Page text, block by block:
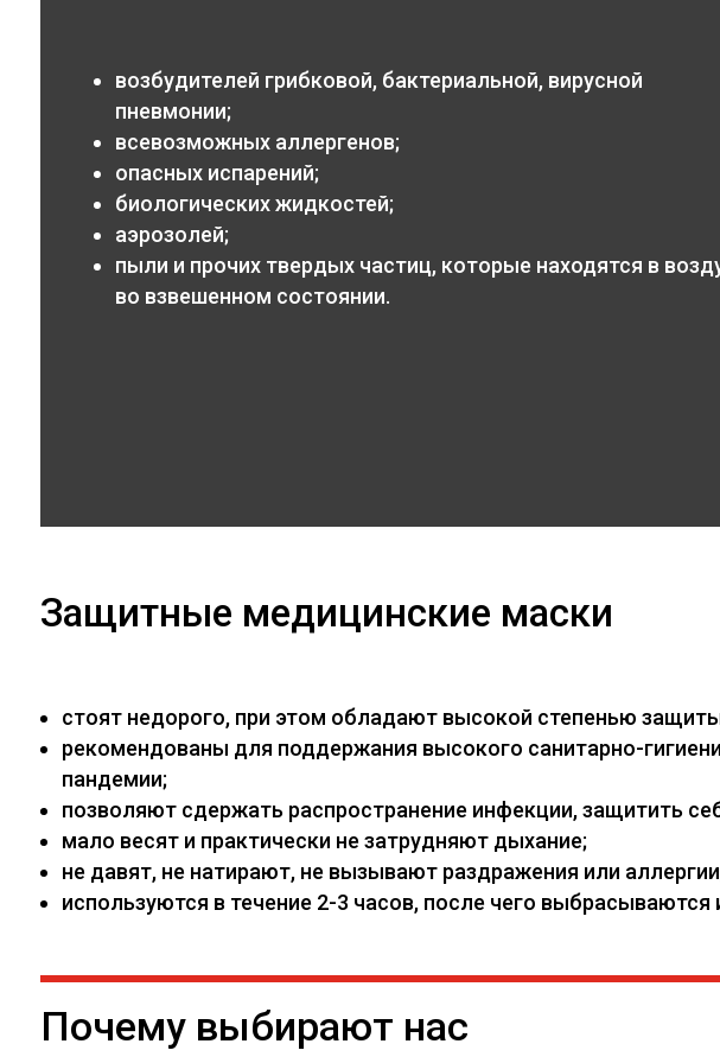
возбудителей грибковой, бактериальной, вирусной
пневмонии;
всевозможных аллергенов;
опасных испарений;
биологических жидкостей;
аэрозолей;
пыли и прочих твердых частиц, которые находятся в
во взвешенном состоянии.
Защитные медицинские маски
стоят недорого, при этом обладают высокой степенью
рекомендованы для поддержания высокого санитарно-
пандемии;
позволяют сдержать распространение инфекции, защитить
мало весят и практически не затрудняют дыхание;
не давят, не натирают, не вызывают раздражения или
используются в течение 2-3 часов, после чего
Почему выбирают нас